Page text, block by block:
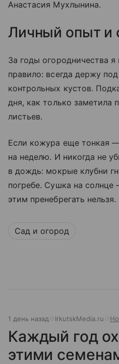
Анастасия Мухлынина.
Личный опыт и
За годы огородничества
правило: всегда держу
контрольных кустов.
дня, как только заметила
листьев.
Если кожура еще тонкая
на неделю. И никогда не
в дождь: мокрые клубни
погребе. Сушка на
этим пренебрегать нельзя.
Сад и огород
1 день назад IrkutskMedia.ru
Каждый год
этими